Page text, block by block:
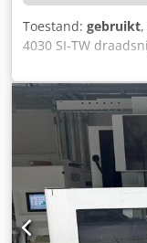
Toestand: gebruikt
4030 SI-TW
Serienummer:
Zwitserland. Let
gesteld en voor
Abnea Locatie: dit
Verenigd
rekening gebracht
laden op een
bent bij de
beveiligen is voor